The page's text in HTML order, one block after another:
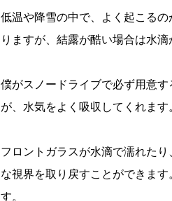
低温や降雪の中で、よく起こる
りますが、結露が酷い場合は水
僕がスノードライブで必ず用意
が、水気をよく吸収してくれま
フロントガラスが水滴で濡れた
な視界を取り戻すことができま
す。